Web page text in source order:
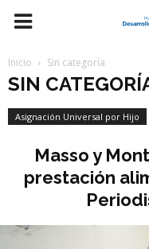
Inicio Sin categoría
SIN
Asignación Universal por Hijo
Masso y
prestación